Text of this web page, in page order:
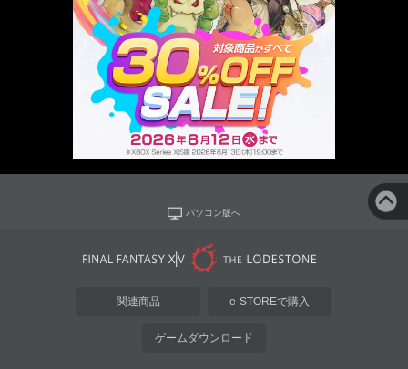
パソコン版へ
関連商品 e-STOREで購入
ゲームダウンロード